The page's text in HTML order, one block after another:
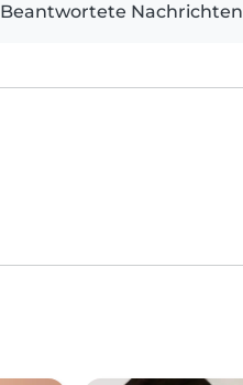
Beantwortete Nachrichten